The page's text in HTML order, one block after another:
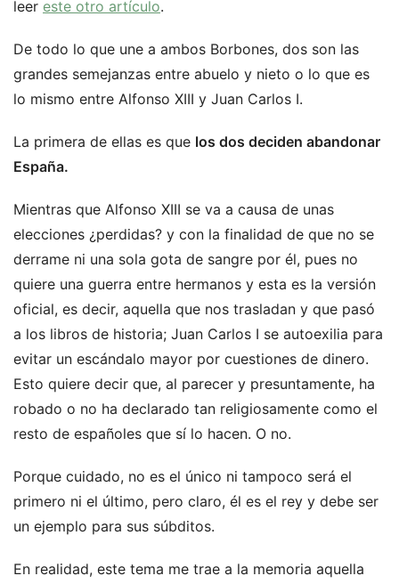
leer este otro artículo.
De todo lo que une a ambos Borbones, dos son las
grandes semejanzas entre abuelo y nieto o lo que es
lo mismo entre Alfonso XIII y Juan Carlos I.
La primera de ellas es que los dos deciden abandonar
España.
Mientras que Alfonso XIII se va a causa de unas
elecciones ¿perdidas? y con la finalidad de que no se
derrame ni una sola gota de sangre por él, pues no
quiere una guerra entre hermanos y esta es la versión
oficial, es decir, aquella que nos trasladan y que pasó
a los libros de historia; Juan Carlos I se autoexilia para
evitar un escándalo mayor por cuestiones de dinero.
Esto quiere decir que, al parecer y presuntamente, ha
robado o no ha declarado tan religiosamente como el
resto de españoles que sí lo hacen. O no.
Porque cuidado, no es el único ni tampoco será el
primero ni el último, pero claro, él es el rey y debe ser
un ejemplo para sus súbditos.
En realidad, este tema me trae a la memoria aquella